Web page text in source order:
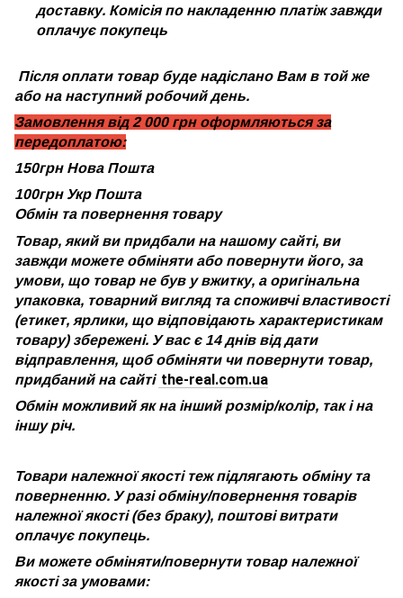
доставку. Комісія по накладенню платіж завжди
оплачує покупець
Після оплати товар буде надіслано Вам в той же
або на наступний робочий день.
Замовлення від 2 000 грн оформляються за
передоплатою:
150грн Нова Пошта
100грн Укр Пошта
Обмін та повернення товару
Товар, який ви придбали на нашому сайті, ви
завжди можете обміняти або повернути його, за
умови, що товар не був у вжитку, а оригінальна
упаковка, товарний вигляд та споживчі властивості
(етикет, ярлики, що відповідають характеристикам
товару) збережені. У вас є 14 днів від дати
відправлення, щоб обміняти чи повернути товар,
придбаний на сайті the-real.com.ua
Обмін можливий як на інший розмір/колір, так і на
іншу річ.
Товари належної якості теж підлягають обміну та
поверненню. У разі обміну/повернення товарів
належної якості (без браку), поштові витрати
оплачує покупець.
Ви можете обміняти/повернути товар належної
якості за умовами: